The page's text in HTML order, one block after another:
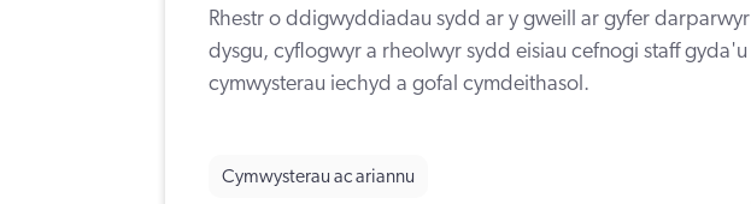
Rhestr o ddigwyddiadau sydd ar y gweill ar gyfer darparwyr
dysgu, cyflogwyr a rheolwyr sydd eisiau cefnogi staff gyda'u
cymwysterau iechyd a gofal cymdeithasol.
Cymwysterau ac ariannu